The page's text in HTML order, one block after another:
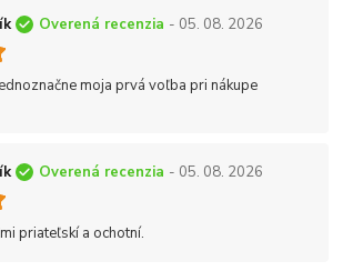
Overená recenzia - 05. 08. 2026
moja prvá voľba pri nákupe
Overená recenzia - 05. 08. 2026
priateľskí a ochotní.